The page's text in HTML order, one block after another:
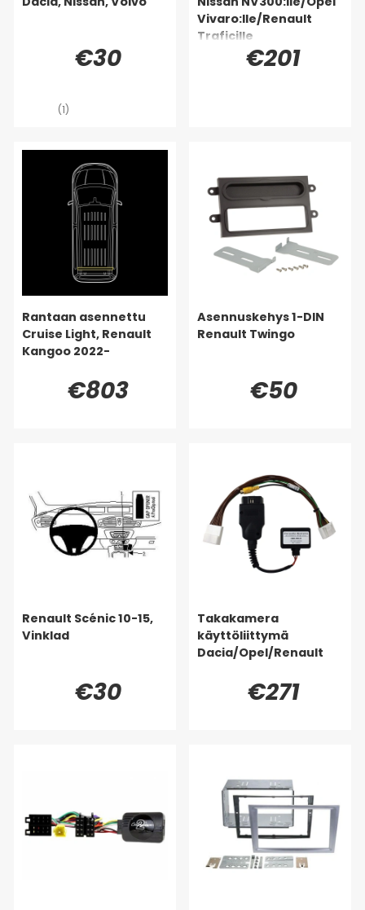
€30
(1)
Vivaro:lle/Renault
Traficille
€201
Rantaan asennettu
Cruise Light, Renault
Kangoo 2022-
€803
Asennuskehys 1-DIN
Renault Twingo
€50
Renault Scénic 10-15,
Vinklad
€30
Takakamera
käyttöliittymä
Dacia/Opel/Renault
€271